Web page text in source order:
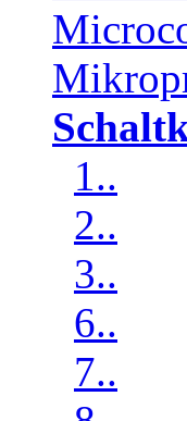
1..
2..
3..
6..
7..